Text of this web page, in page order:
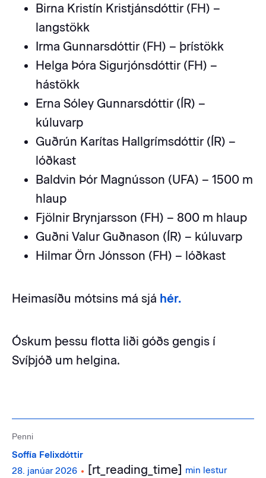
Birna Kristín Kristjánsdóttir (FH) –
langstökk
Irma Gunnarsdóttir (FH) – þrístökk
Helga Þóra Sigurjónsdóttir (FH) –
hástökk
Erna Sóley Gunnarsdóttir (ÍR) –
kúluvarp
Guðrún Karítas Hallgrímsdóttir (ÍR) –
lóðkast
Baldvin Þór Magnússon (UFA) – 1500 m
hlaup
Fjölnir Brynjarsson (FH) – 800 m hlaup
Guðni Valur Guðnason (ÍR) – kúluvarp
Hilmar Örn Jónsson (FH) – lóðkast
Heimasíðu mótsins má sjá hér.
Óskum þessu flotta liði góðs gengis í
Svíþjóð um helgina.
Penni
Soffía Felixdóttir
28. janúar 2026 • [rt_reading_time] min lestur